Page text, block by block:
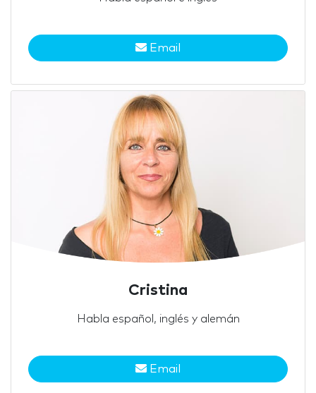
Email
Cristina
Habla español, inglés y alemán
Email